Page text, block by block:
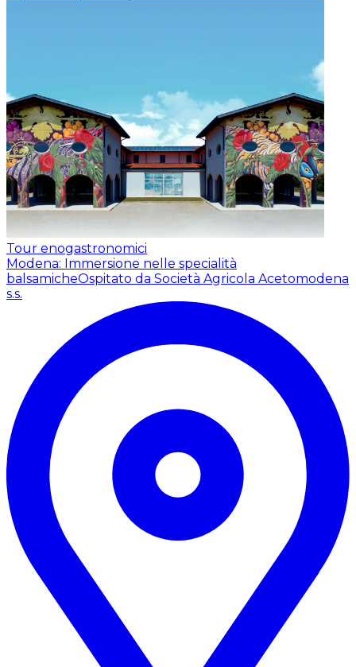
Tour enogastronomici
Modena: Immersione nelle specialità
balsamicheOspitato da Società Agricola Acetomodena
s.s.